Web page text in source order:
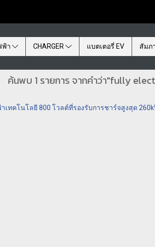
ฟ้า CHARGER แบตเตอรี่ EV สัมภ
ค้นพบ 1 รายการ จากคำว่า"fully
เทคโนโลยี 800 โวลต์ที่รองรับการชาร์จสูงสุด